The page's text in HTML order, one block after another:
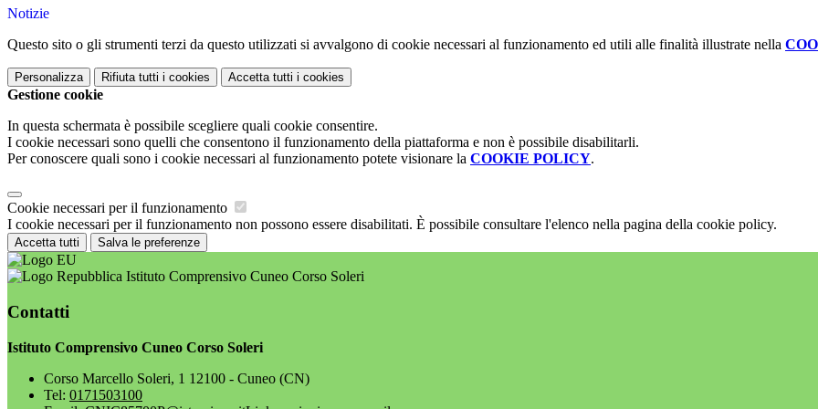
Notizie
Questo sito o gli strumenti terzi da questo utilizzati si avvalgono di cookie necessari al funzionamento ed utili alle finalità illustrate nella
Personalizza Rifiuta tutti i cookies Accetta tutti i cookies
Gestione cookie
In questa schermata è possibile scegliere quali cookie consentire.
I cookie necessari sono quelli che consentono il funzionamento della piattaforma e non è possibile disabilitarli.
Per conoscere quali sono i cookie necessari al funzionamento potete visionare la COOKIE POLICY.
Cookie necessari per il funzionamento
I cookie necessari per il funzionamento non possono essere disabilitati. È possibile consultare l'elenco nella pagina della cookie policy.
Accetta tutti Salva le preferenze
Istituto Comprensivo Cuneo Corso Soleri
Contatti
Istituto Comprensivo Cuneo Corso Soleri
Corso Marcello Soleri, 1 12100 - Cuneo (CN)
Tel: 0171503100